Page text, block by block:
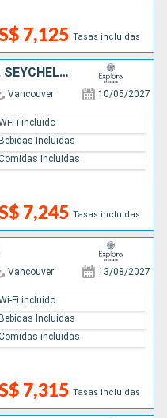
7,125 Tasas incluidas
CANADÁ, ESTADOS UNIDOS, SEYCHELLES
Vancouver 10/05/2027
7,245 Tasas incluidas
Fi incluido
Bebidas Incluidas
incluidas
Vancouver 13/08/2027
7,315 Tasas incluidas
Fi incluido
Bebidas Incluidas
incluidas